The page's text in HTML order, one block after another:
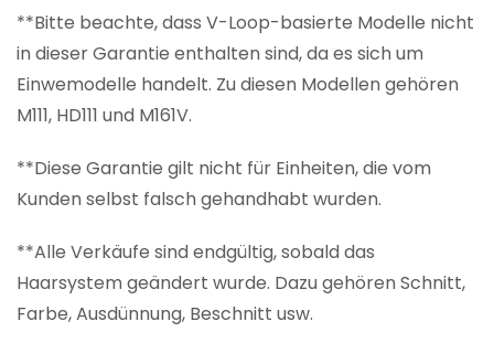
**Bitte beachte, dass V-Loop-basierte Modelle nicht
in dieser Garantie enthalten sind, da es sich um
Einwemodelle handelt. Zu diesen Modellen gehören
M111, HD111 und M161V.
**Diese Garantie gilt nicht für Einheiten, die vom
Kunden selbst falsch gehandhabt wurden.
**Alle Verkäufe sind endgültig, sobald das
Haarsystem geändert wurde. Dazu gehören Schnitt,
Farbe, Ausdünnung, Beschnitt usw.